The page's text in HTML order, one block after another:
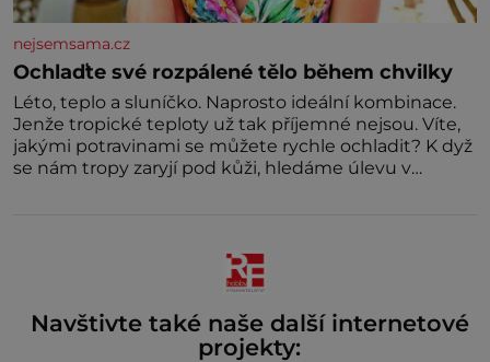
nejsemsama.cz
Ochlaďte své rozpálené tělo během chvilky
Léto, teplo a sluníčko. Naprosto ideální kombinace.
Jenže tropické teploty už tak příjemné nejsou. Víte,
jakými potravinami se můžete rychle ochladit? K dyž
se nám tropy zaryjí pod kůži, hledáme úlevu v
Navštivte také naše další internetové
projekty: